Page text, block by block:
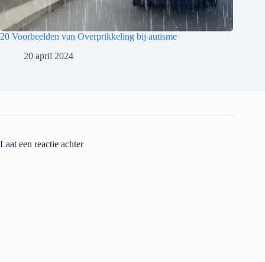
20 Voorbeelden van Overprikkeling bij autisme
20 april 2024
Laat een reactie achter